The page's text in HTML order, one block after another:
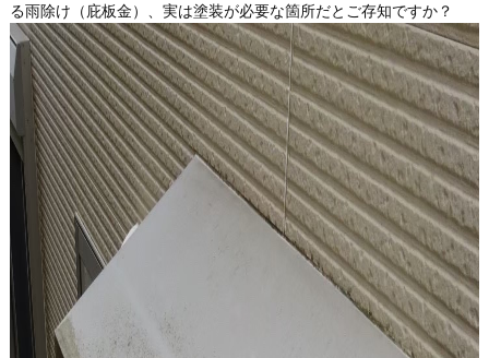
る雨除け（庇板金）、実は塗装が必要な箇所だとご存知ですか？